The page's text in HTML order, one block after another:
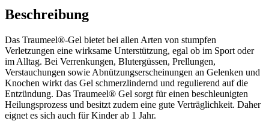
Beschreibung
Das Traumeel®-Gel bietet bei allen Arten von stumpfen
Verletzungen eine wirksame Unterstützung, egal ob im Sport oder
im Alltag. Bei Verrenkungen, Blutergüssen, Prellungen,
Verstauchungen sowie Abnützungserscheinungen an Gelenken und
Knochen wirkt das Gel schmerzlindernd und regulierend auf die
Entzündung. Das Traumeel® Gel sorgt für einen beschleunigten
Heilungsprozess und besitzt zudem eine gute Verträglichkeit. Daher
eignet es sich auch für Kinder ab 1 Jahr.